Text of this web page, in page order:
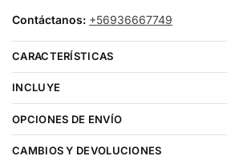
Contáctanos: +56936667749
CARACTERÍSTICAS
INCLUYE
OPCIONES DE ENVÍO
CAMBIOS Y DEVOLUCIONES